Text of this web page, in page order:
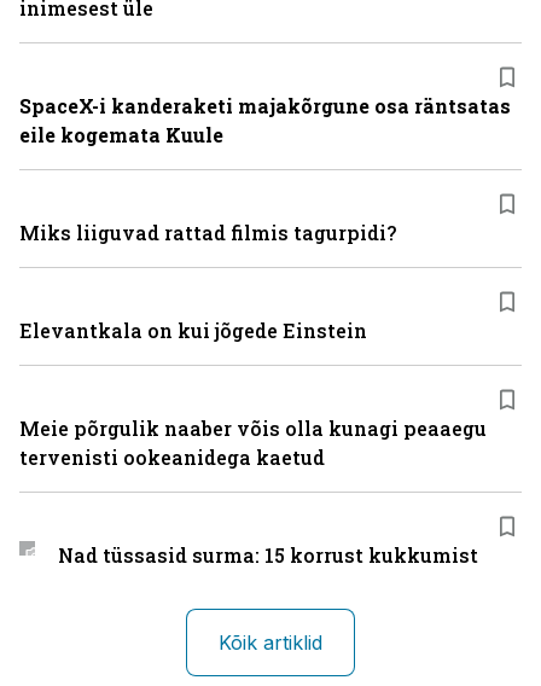
inimesest üle
SpaceX-i kanderaketi majakõrgune osa räntsatas
eile kogemata Kuule
Miks liiguvad rattad filmis tagurpidi?
Elevantkala on kui jõgede Einstein
Meie põrgulik naaber võis olla kunagi peaaegu
tervenisti ookeanidega kaetud
Nad tüssasid surma: 15 korrust kukkumist
Kõik artiklid